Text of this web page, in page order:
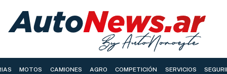
MOTOS CAMIONES AGRO COMPETICIÓN SERVICIOS